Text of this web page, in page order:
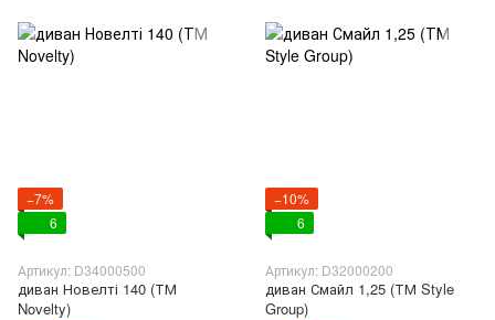
−7%
6
Артикул: D34000500
диван Новелті 140 (ТМ
Novelty)
−10%
6
Артикул: D32000200
диван Смайл 1,25 (ТМ Style
Group)